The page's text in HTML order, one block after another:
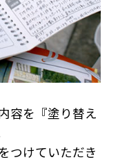
容を『塗り替え
つけていただき